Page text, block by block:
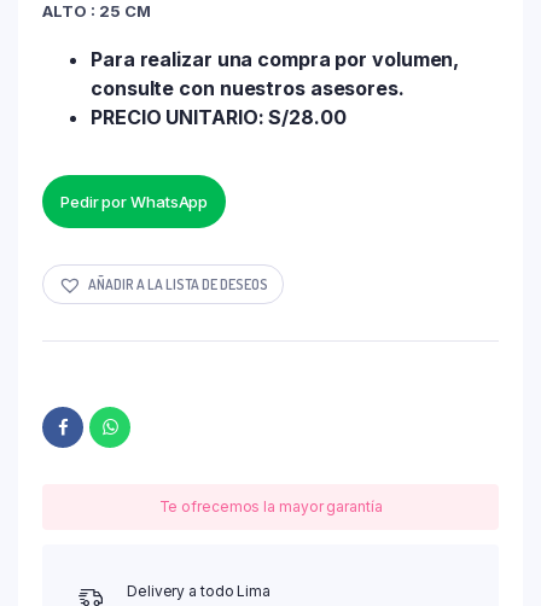
ALTO : 25 CM
Para realizar una compra por volumen,
consulte con nuestros asesores.
PRECIO UNITARIO: S/28.00
Pedir por WhatsApp
AÑADIR A LA LISTA DE DESEOS
Te ofrecemos la mayor garantía
Delivery a todo Lima